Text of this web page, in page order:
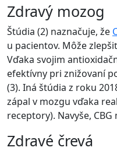
Zdravý mozog
Štúdia (2) naznačuje, že
u pacientov. Môže
Vďaka svojim
efektívny pri znižovaní
(3). Iná štúdia z roku
zápal v mozgu vďaka
receptory). Navyše,
Zdravé črevá